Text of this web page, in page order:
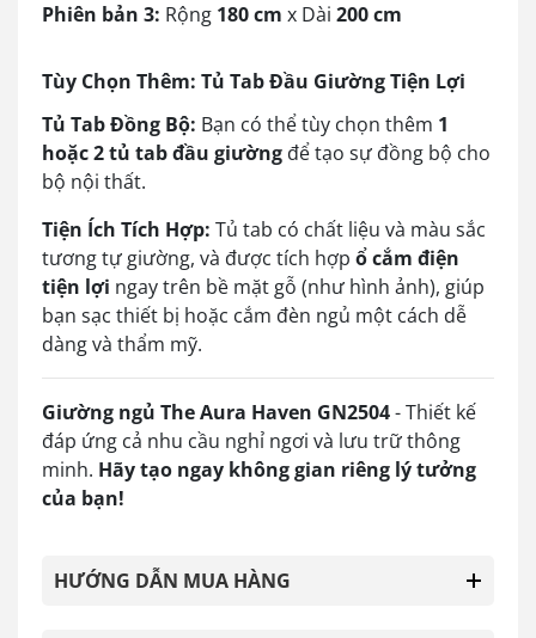
Phiên bản 3: Rộng 180 cm x Dài 200 cm
Tùy Chọn Thêm: Tủ Tab Đầu Giường Tiện Lợi
Tủ Tab Đồng Bộ: Bạn có thể tùy chọn thêm 1
hoặc 2 tủ tab đầu giường để tạo sự đồng bộ cho
bộ nội thất.
Tiện Ích Tích Hợp: Tủ tab có chất liệu và màu sắc
tương tự giường, và được tích hợp ổ cắm điện
tiện lợi ngay trên bề mặt gỗ (như hình ảnh), giúp
bạn sạc thiết bị hoặc cắm đèn ngủ một cách dễ
dàng và thẩm mỹ.
Giường ngủ The Aura Haven GN2504- Thiết kế
đáp ứng cả nhu cầu nghỉ ngơi và lưu trữ thông
minh. Hãy tạo ngay không gian riêng lý tưởng
của bạn!
HƯỚNG DẪN MUA HÀNG